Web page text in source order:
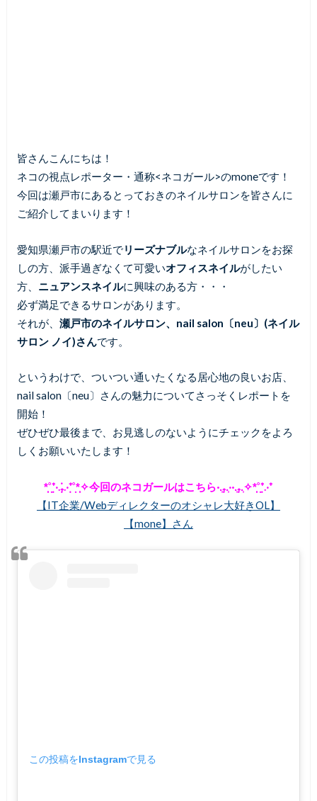
皆さんこんにちは！
ネコの視点レポーター・通称<ネコガール>のmoneです！
今回は瀬戸市にあるとっておきのネイルサロンを皆さんに
ご紹介してまいります！
愛知県瀬戸市の駅近でリーズナブルなネイルサロンをお探
しの方、派手過ぎなくて可愛いオフィスネイルがしたい
方、 ニュアンスネイルに興味のある方・・・
必ず満足できるサロンがあります。
それが、 瀬戸市のネイルサロン、nail salon〔neu〕(ネイル
サロン ノイ)さんです。
というわけで、ついつい通いたくなる居心地の良いお店、
nail salon〔neu〕さんの魅力についてさっそくレポートを
開始！
ぜひぜひ最後まで、お見逃しのないようにチェックをよろ
しくお願いいたします！
*̣̩˚̣̣⁺̣‧.₊̣̇.‧⁺̣˚̣̣*̣̩✧今回のネコガールはこちら·.̩₊̣.̩‧·.̩₊̣.̩✧*̣̩˚̣̣⁺̣.‧⁺
【IT企業/Webディレクターのオシャレ大好きOL】
【mone】さん
この投稿をInstagramで見る